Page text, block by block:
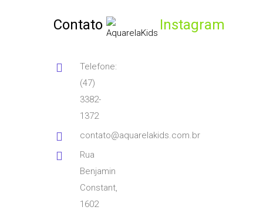
Contato
Telefone:
(47)
3382-
1372
contato@aquarelakids.com.br
Rua
Benjamin
Constant,
1602
Instagram